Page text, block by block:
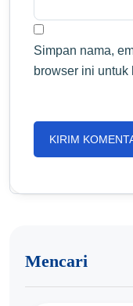
Simpan nama,
browser ini untuk
Mencari